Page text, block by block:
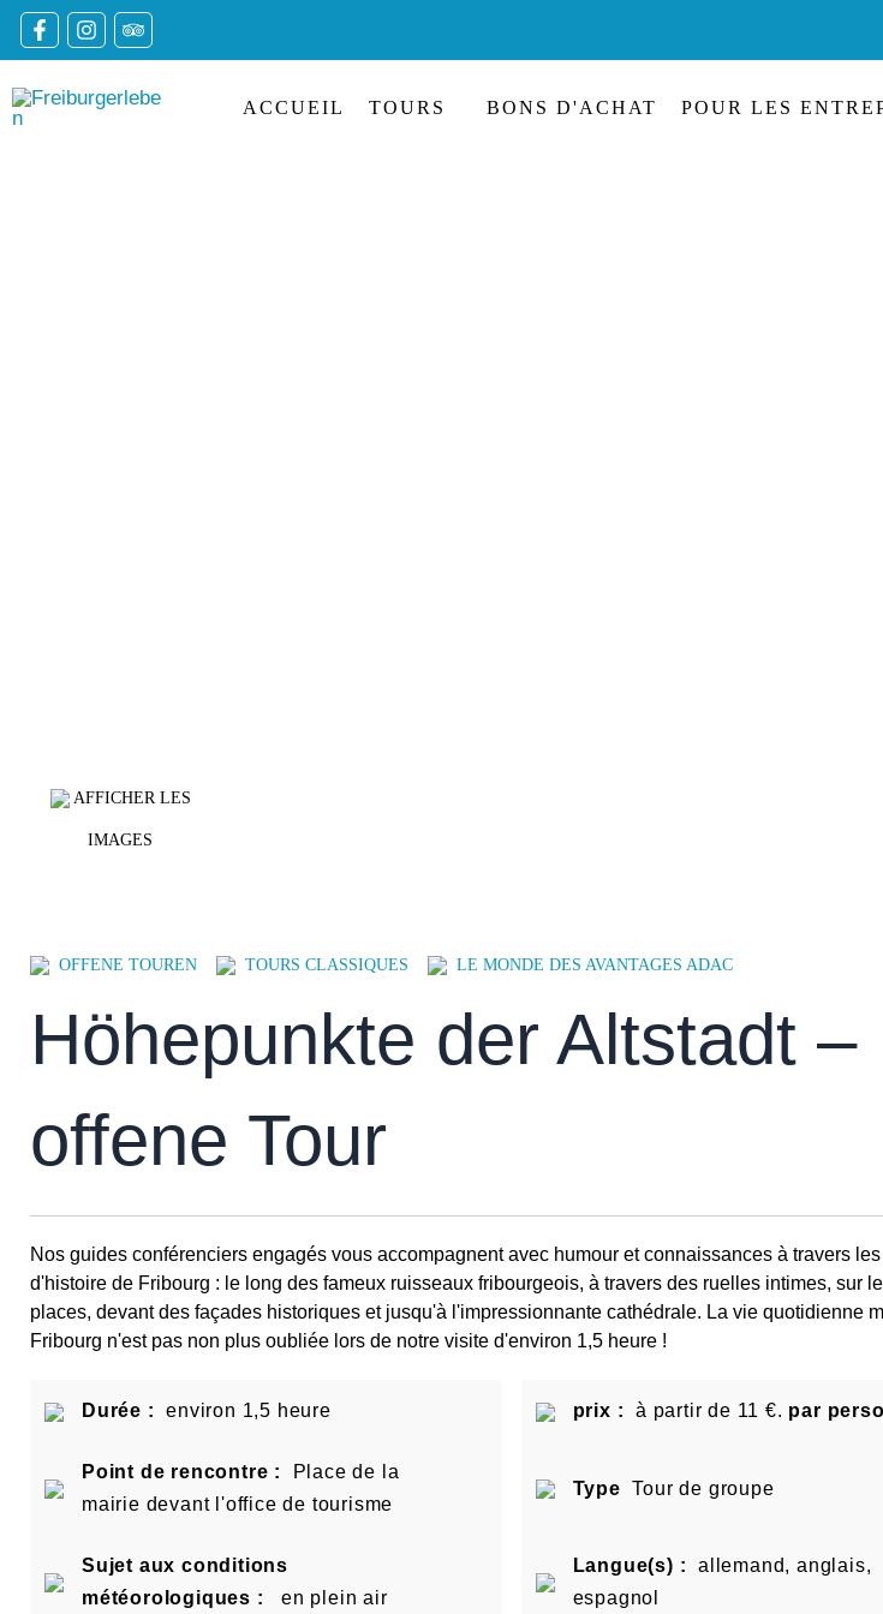
Skip
ACCUEIL TOURS BONS D'ACHAT POUR LES
AFFICHER LES
IMAGES
OFFENE TOUREN TOURS CLASSIQUES LE MONDE DES AVANTAGES ADAC
Höhepunkte der Altstadt –
offene Tour
Nos guides conférenciers engagés vous accompagnent avec humour et connaissances à travers
d'histoire de Fribourg : le long des fameux ruisseaux fribourgeois, à travers des ruelles intimes, sur
places, devant des façades historiques et jusqu'à l'impressionnante cathédrale. La vie quotidienne
Fribourg n'est pas non plus oubliée lors de notre visite d'environ 1,5 heure !
Durée : environ 1,5 heure prix : à partir de 11 €. par
Point de rencontre :
Place de la
mairie devant l'office de tourisme
Type Tour de groupe
Sujet aux conditions
météorologiques :
en plein air
Langue(s) :
allemand, anglais,
espagnol